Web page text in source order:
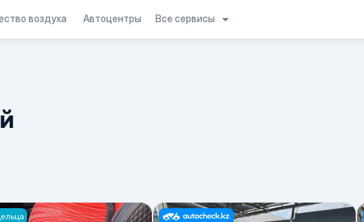
воздуха Автоцентры Все сервисы